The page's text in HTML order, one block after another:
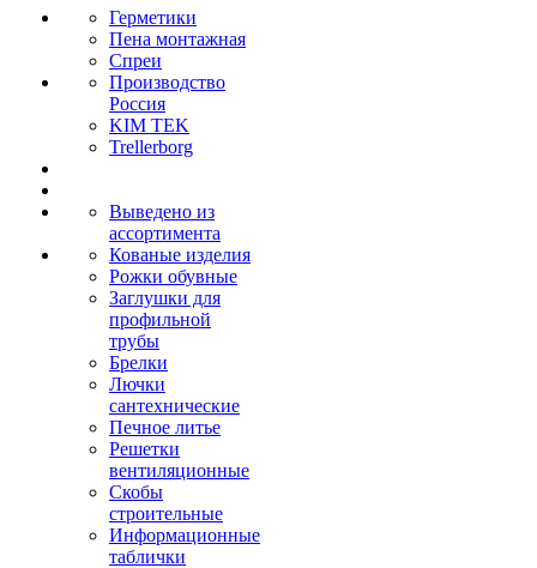
Герметики
Пена монтажная
Спреи
Производство
Россия
KIM TEK
Trellerborg
Выведено из
ассортимента
Кованые изделия
Рожки обувные
Заглушки для
профильной
трубы
Брелки
Лючки
сантехнические
Печное литье
Решетки
вентиляционные
Скобы
строительные
Информационные
таблички